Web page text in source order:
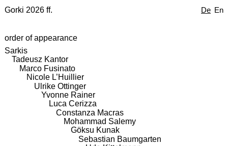
De En
Gorki 2026 ff.
order of appearance
Sarkis
Tadeusz Kantor
Marco Fusinato
Nicole L’Huillier
Ulrike Ottinger
Yvonne Rainer
Luca Cerizza
Constanza Macras
Mohammad Salemy
Göksu Kunak
Sebastian Baumgarten